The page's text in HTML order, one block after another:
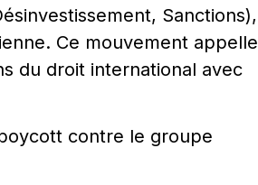
Sanctions),
Ce mouvement appelle
du droit international avec
contre le groupe